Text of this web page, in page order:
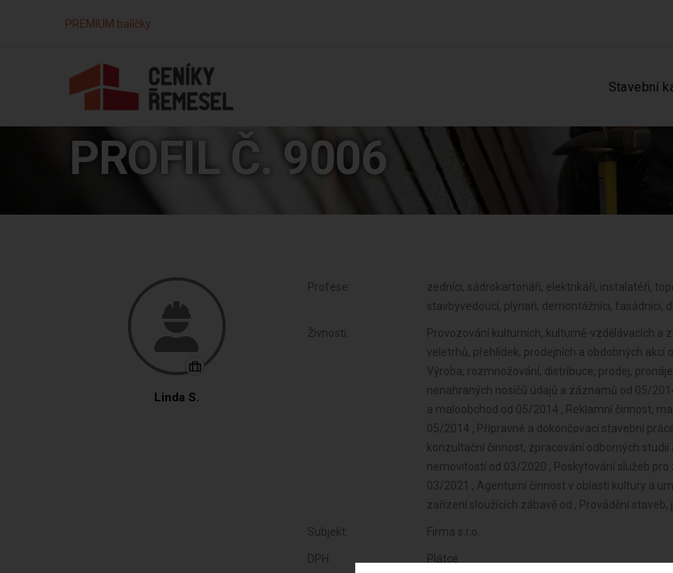
PREMIUM balíčky
Stavební
PROFIL Č. 9006
Linda S.
Profese:
zedníci, sádrokartonáři, elektrikáři, instalatéři,
stavbyvedoucí, plynaři, demontážníci, fasádníci,
Živnosti:
Provozování kulturních, kulturně-vzdělávacích a
veletrhů, přehlídek, prodejních a obdobných
Výroba, rozmnožování, distribuce, prodej,
nenahraných nosičů údajů a záznamů od 05/
a maloobchod od 05/2014 , Reklamní činnost,
05/2014 , Přípravné a dokončovací stavební
konzultační činnost, zpracování odborných
nemovitostí od 03/2020 , Poskytování služeb
03/2021 , Agenturní činnost v oblasti kultury a
zařízení sloužících zábavě od , Provádění
Subjekt: Firma s.r.o.
DPH: Plátce